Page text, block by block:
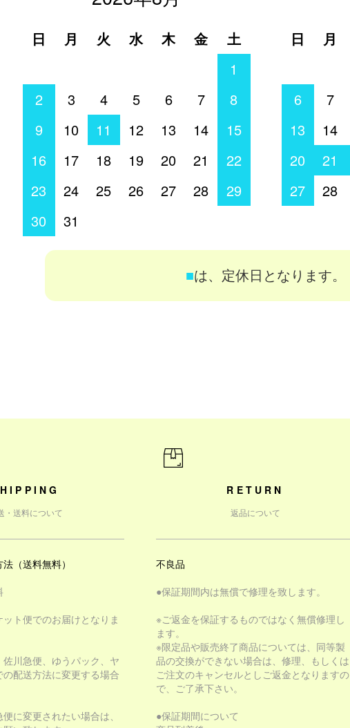
日 月 火 水 木 金
土
1
2
3 4 5 6 7
8
9
10 11 12 13 14
15
16
17 18 19 20 21
22
23
24 25 26 27 28
29
30
31
日 月
6
7
13
14
20
21
27
28
■は、定休日となります。
イド
・送料について
（送料無料）
ト便でのお届けとなりま
川急便、ゆうパック、ヤ
配送方法に変更する場合
に変更されたい場合は、
RETURN
返品について
不良品
●保証期間内は無償で修理を致します。
※ご返金を保証するものではなく無償修理し
ます。
※限定品や販売終了商品については、同等製
品の交換ができない場合は、修理、もしくは
ご注文のキャンセルとしご返金となりますの
で、ご了承下さい。
●保証期間について